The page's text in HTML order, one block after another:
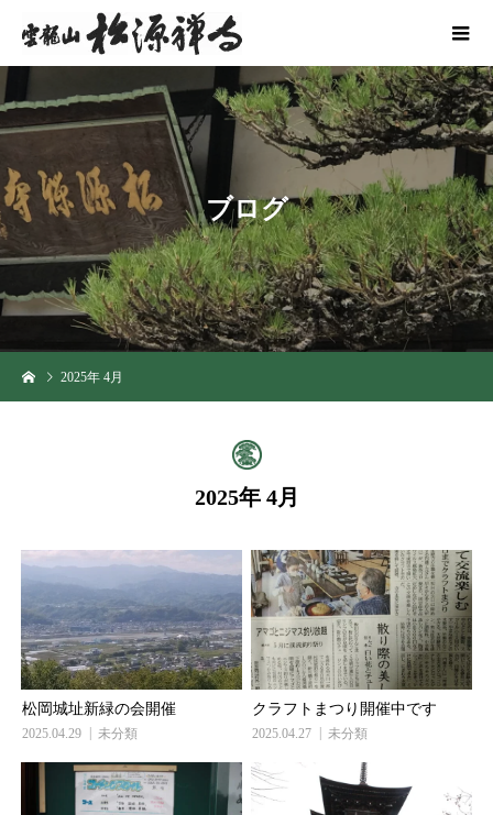
ブログ
2025年 4月
2025年 4月
松岡城址新緑の会開催
2025.04.29 未分類
クラフトまつり開催中です
2025.04.27 未分類